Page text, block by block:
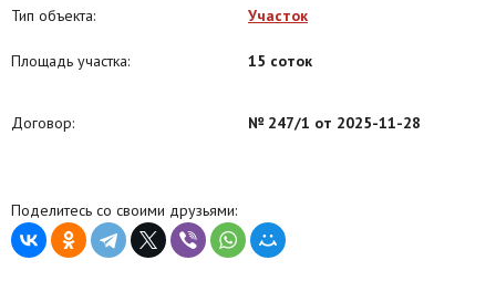
Тип объекта:
Участок
Площадь участка: 15 соток
Договор: № 247/1 от 2025-11-28
Поделитесь со своими друзьями: